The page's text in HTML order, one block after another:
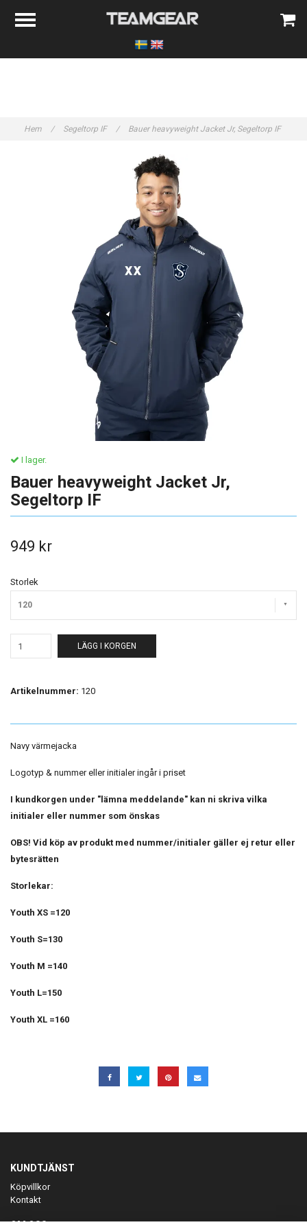
Hem / Segeltorp IF / Bauer heavyweight Jacket Jr, Segeltorp IF
I lager.
Bauer heavyweight Jacket Jr,
Segeltorp IF
949 kr
Storlek
120
LÄGG I KORGEN
Artikelnummer: 120
Navy värmejacka
Logotyp & nummer eller initialer ingår i priset
I kundkorgen under "lämna meddelande" kan ni skriva vilka
initialer eller nummer som önskas
OBS! Vid köp av produkt med nummer/initialer gäller ej retur eller
bytesrätten
Storlekar:
Youth XS =120
Youth S=130
Youth M =140
Youth L=150
Youth XL =160
KUNDTJÄNST
Köpvillkor
Kontakt
OM OSS